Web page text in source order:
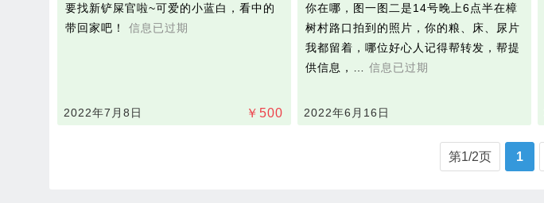
要找新铲屎官啦~可爱的小蓝白，看中的
带回家吧！ 信息已过期
￥ 500
2022年7月8日
你在哪，图一图二是14号晚上6点半在樟
树村路口拍到的照片，你的粮、床、尿片
我都留着，哪位好心人记得帮转发，帮提
供信息，… 信息已过期
2022年6月16日
第1/2页 1